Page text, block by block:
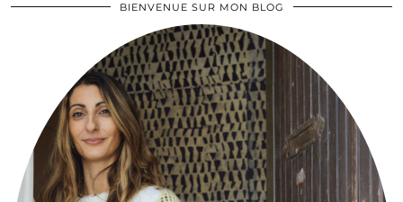
BIENVENUE SUR MON BLOG